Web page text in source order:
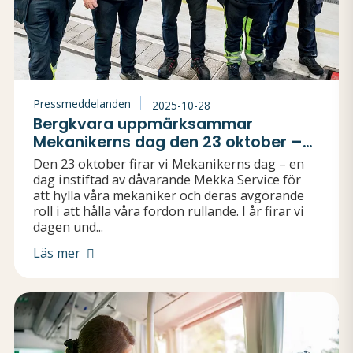
Pressmeddelanden 2025-10-28
Bergkvara uppmärksammar
Mekanikerns dag den 23 oktober –
en hyllning som spridit sig i
branschen
Den 23 oktober firar vi Mekanikerns dag – en
dag instiftad av dåvarande Mekka Service för
att hylla våra mekaniker och deras avgörande
roll i att hålla våra fordon rullande. I år firar vi
dagen und...
Läs mer